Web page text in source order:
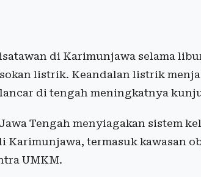
di Karimunjawa selama
listrik. Keandalan listrik
di tengah meningkatnya
Tengah menyiagakan sistem
termasuk kawasan
UMKM.